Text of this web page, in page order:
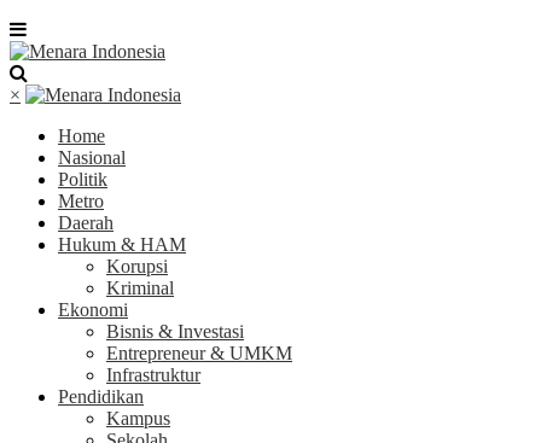
×
Home
Nasional
Politik
Metro
Daerah
Hukum & HAM
Korupsi
Kriminal
Ekonomi
Bisnis & Investasi
Entrepreneur & UMKM
Infrastruktur
Pendidikan
Kampus